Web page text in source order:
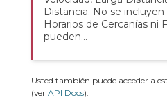
Distancia. No se incluyen
Horarios de Cercanías ni
pueden...
Usted también puede acceder a
(ver API Docs).